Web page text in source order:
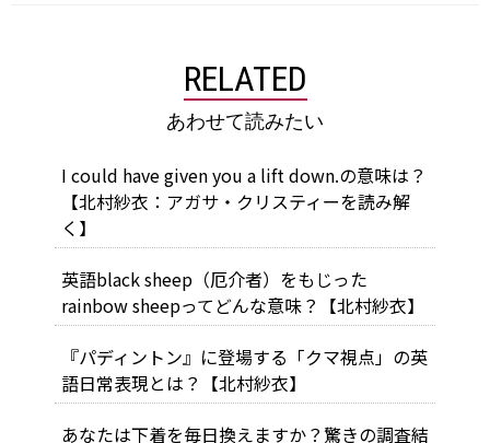
RELATED
あわせて読みたい
I could have given you a lift down.の意味は？
【北村紗衣：アガサ・クリスティーを読み解
く】
英語black sheep（厄介者）をもじった
rainbow sheepってどんな意味？【北村紗衣】
『パディントン』に登場する「クマ視点」の英
語日常表現とは？【北村紗衣】
あなたは下着を毎日換えますか？驚きの調査結